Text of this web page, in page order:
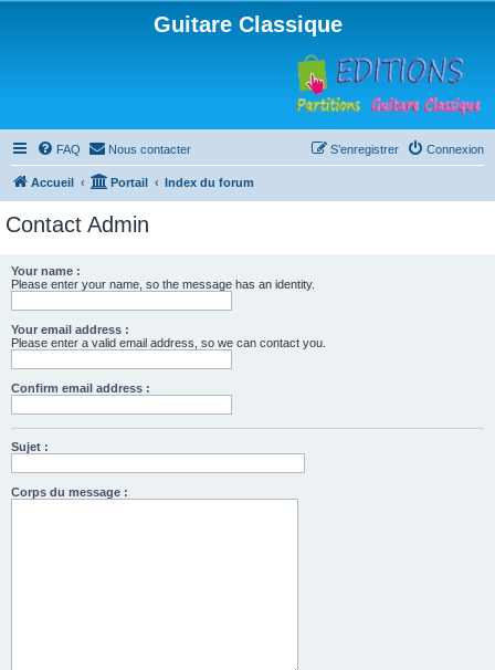
Guitare Classique
FAQ Nous contacter Connexion
S’enregistrer
Accueil Portail Index du forum
Contact Admin
Your name :
Please enter your name, so the message has an identity.
Your email address :
Please enter a valid email address, so we can contact you.
Confirm email address :
Sujet :
Corps du message :